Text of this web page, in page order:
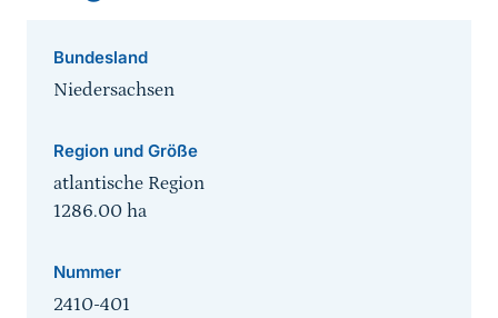
Bundesland
Niedersachsen
Region und Größe
atlantische Region
1286.00 ha
Nummer
2410-401